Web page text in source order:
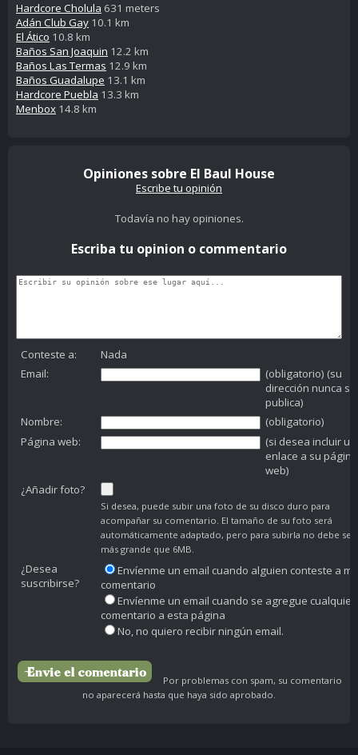
Hardcore Cholula 631 meters
Adán Club Gay 10.1 km
El Ático 10.8 km
Baños San Joaquin 12.2 km
Baños Las Termas 12.9 km
Baños Guadalupe 13.1 km
Hardcore Puebla 13.3 km
Menbox 14.8 km
Opiniones sobre El Baul House
Escribe tu opinión
Todavía no hay opiniones.
Escriba tu opinion o commentario
Conteste a:
Nada
Email:
(obligatorio) (su
dirección nunca se
publica)
Nombre:
(obligatorio)
Página web:
(si desea incluir un
enlace a su página
web)
¿Añadir foto?
Si desea, puede subir una foto de su disco duro para
acompañar su comentario. El tamaño de su foto será
automáticamente adaptado, pero para subirla no debe ser
más grande que 6MB.
¿Desea
suscribirse?
Envíenme un email cuando alguien conteste a mi
comentario
Envíenme un email cuando se agregue cualquier
comentario a esta página
No, no quiero recibir ningún email.
Por problemas con spam, su comentario
no aparecerá hasta que haya sido aprobado.